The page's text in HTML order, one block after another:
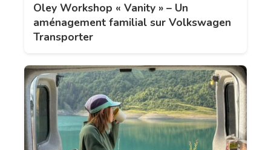
Oley Workshop « Vanity » – Un
aménagement familial sur Volkswagen
Transporter